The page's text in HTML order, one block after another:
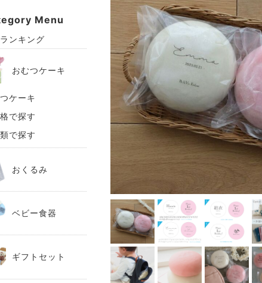
Menu
ンキング
おむつケーキ
ケーキ
で探す
で探す
おくるみ
ベビー食器
ギフトセット